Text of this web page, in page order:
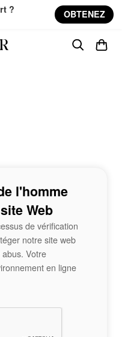
? OBTENEZ
l'homme
Web
de vérification
notre site web
Votre
en ligne